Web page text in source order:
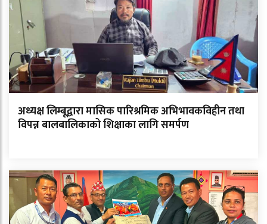
अध्यक्ष लिम्बूद्वारा मासिक पारिश्रमिक अभिभावकविहीन तथा
विपन्न बालबालिकाको शिक्षाका लागि समर्पण